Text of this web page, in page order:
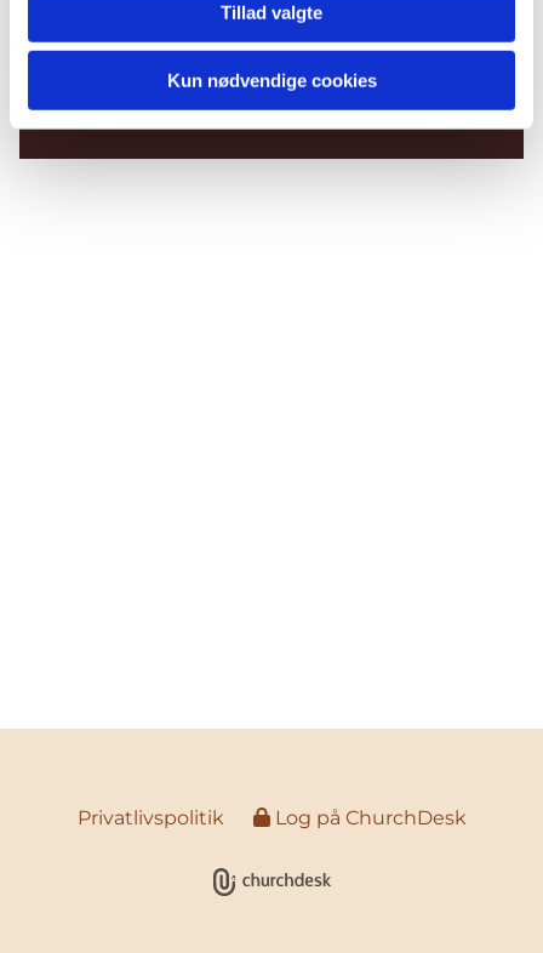
Tillad valgte
Kun nødvendige cookies
Du vil måske også kunne
lide...
Privatlivspolitik Log på ChurchDesk